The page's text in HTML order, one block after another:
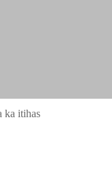
ka itihas